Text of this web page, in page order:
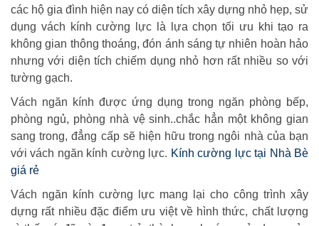
các hộ gia đình hiện nay có diện tích xây dựng nhỏ hẹp, sử
dụng vách kính cường lực là lựa chọn tối ưu khi tạo ra
không gian thông thoáng, đón ánh sáng tự nhiên hoàn hảo
nhưng với diện tích chiếm dụng nhỏ hơn rất nhiều so với
tường gạch.
Vách ngăn kính được ứng dụng trong ngăn phòng bếp,
phòng ngủ, phòng nhà vệ sinh..chắc hẳn một không gian
sang trong, đẳng cấp sẽ hiện hữu trong ngôi nhà của bạn
với vách ngăn kính cường lực. Kính cường lực tại Nhà Bè
giá rẻ
Vách ngăn kính cường lực mang lại cho công trình xây
dựng rất nhiều đặc điểm ưu việt về hình thức, chất lượng